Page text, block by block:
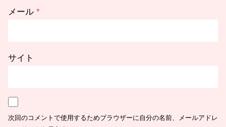
メール *
サイト
次回のコメントで使用するためブラウザーに自分の名前、メールアドレ